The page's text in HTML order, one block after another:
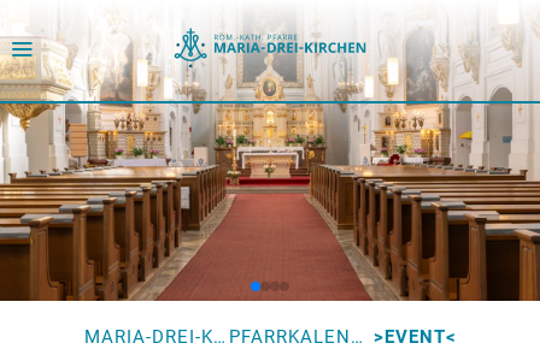
MARIA-DREI-KIRCHEN PFARRKALENDER EVENT